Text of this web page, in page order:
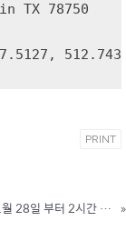
TX 78750
PRINT
아이비 아카데미 AMC 8 토요반 개설 - 한국 학교서 실시 (1월 28일 부터 2시간 수업으로 실시) »